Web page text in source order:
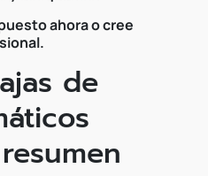
ahora o cree
de